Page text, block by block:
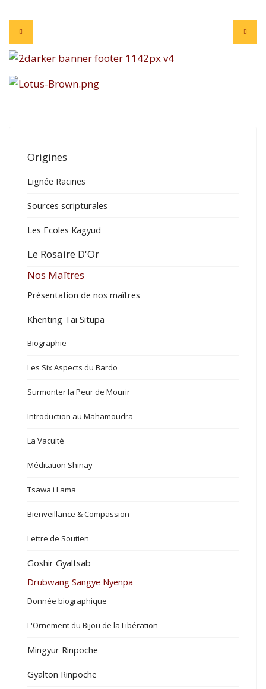
Origines
Lignée Racines
Sources scripturales
Les Ecoles Kagyud
Le Rosaire D'Or
Nos Maîtres
Présentation de nos maîtres
Khenting Tai Situpa
Biographie
Les Six Aspects du Bardo
Surmonter la Peur de Mourir
Introduction au Mahamoudra
La Vacuité
Méditation Shinay
Tsawa'i Lama
Bienveillance & Compassion
Lettre de Soutien
Goshir Gyaltsab
Drubwang Sangye Nyenpa
Donnée biographique
L'Ornement du Bijou de la Libération
Mingyur Rinpoche
Gyalton Rinpoche